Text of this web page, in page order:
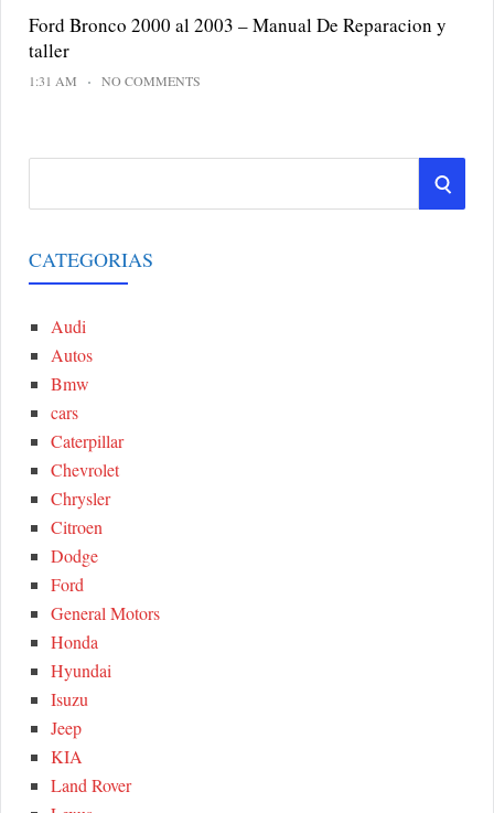
Ford Bronco 2000 al 2003 – Manual De Reparacion y
taller
1:31 AM NO COMMENTS
r
c
S
CATEGORIAS
Audi
Autos
Bmw
cars
Caterpillar
Chevrolet
Chrysler
Citroen
Dodge
Ford
General Motors
Honda
Hyundai
Isuzu
Jeep
KIA
Land Rover